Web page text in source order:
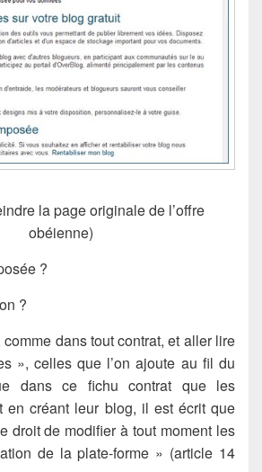
la page originale de l’offre
obéienne)
?
?
dans tout contrat, et aller lire
», celles que l’on ajoute au fil du
dans ce fichu contrat que les
en créant leur blog, il est écrit que
droit de modifier à tout moment les
de la plate-forme » (article 14